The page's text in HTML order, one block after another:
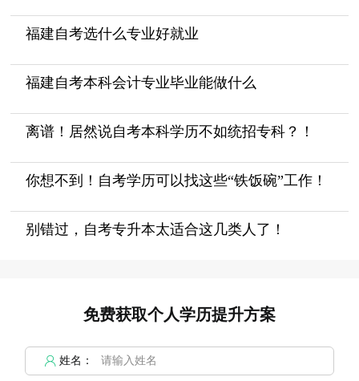
福建自考选什么专业好就业
福建自考本科会计专业毕业能做什么
离谱！居然说自考本科学历不如统招专科？！
你想不到！自考学历可以找这些“铁饭碗”工作！
别错过，自考专升本太适合这几类人了！
免费获取个人学历提升方案
姓名：